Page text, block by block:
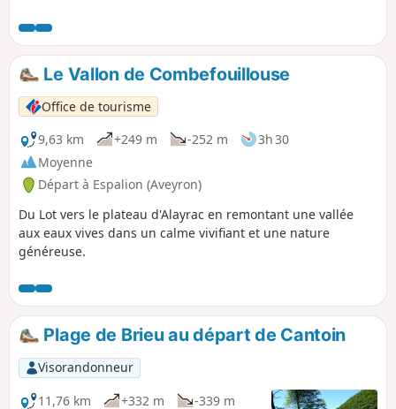
les conjugaisons de brun, de jaune et d'orange de ses
forêts
Le Vallon de Combefouillouse
Office de tourisme
9,63 km
+249 m -252 m
3h 30
Moyenne
Départ à Espalion (Aveyron)
Du Lot vers le plateau d'Alayrac en remontant une vallée
aux eaux vives dans un calme vivifiant et une nature
généreuse.
Plage de Brieu au départ de Cantoin
Visorandonneur
11,76 km
+332 m
-339 m